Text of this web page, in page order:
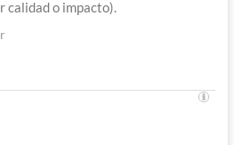
calidad o impacto).